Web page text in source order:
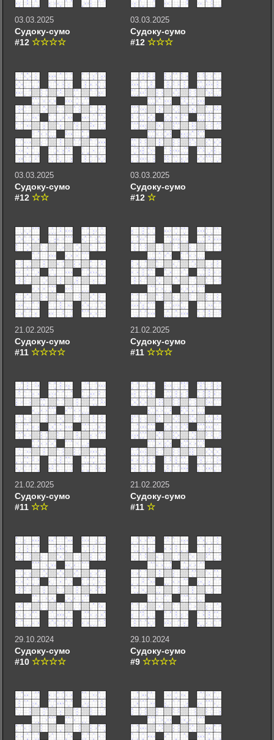
03.03.2025
Судоку-сумо
#12
03.03.2025
Судоку-сумо
#12
03.03.2025
Судоку-сумо
#12
03.03.2025
Судоку-сумо
#12
21.02.2025
Судоку-сумо
#11
21.02.2025
Судоку-сумо
#11
21.02.2025
Судоку-сумо
#11
21.02.2025
Судоку-сумо
#11
29.10.2024
Судоку-сумо
#10
29.10.2024
Судоку-сумо
#9